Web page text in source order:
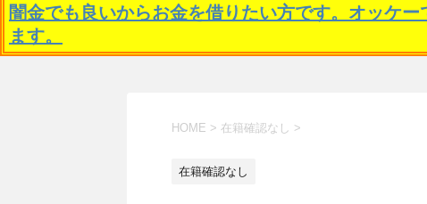
闇金でも良いからお金を借りたい方です。オッケ
ます。
HOME > 在籍確認なし >
在籍確認なし